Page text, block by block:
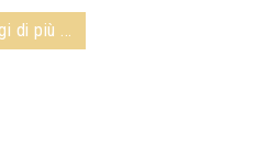
di più ...